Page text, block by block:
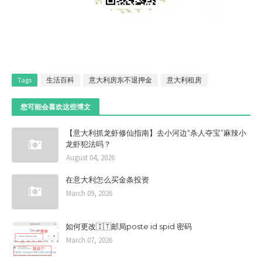
Tags 生活百科 意大利房东不退押金 意大利租房
您可能会喜欢这些博文
【意大利抓龙虾修仙指南】去小河边“杀人夺宝”麻辣小
龙虾犯法吗？
August 04, 2026
在意大利怎么买金条投资
March 09, 2026
如何更改🇮🇹邮局poste id spid 密码
March 07, 2026